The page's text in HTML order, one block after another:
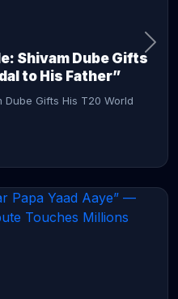
Shivam Dube Gifts
to His Father”
Dube Gifts His T20 World